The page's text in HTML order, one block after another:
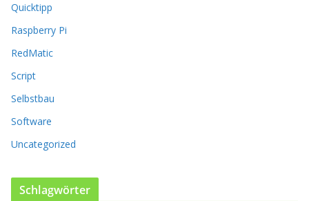
u
k
s
e
i
t
g
e
Quicktipp
Raspberry Pi
RedMatic
Script
Selbstbau
Software
Uncategorized
Schlagwörter